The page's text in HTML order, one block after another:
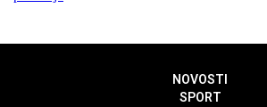
NOVOSTI
SPORT